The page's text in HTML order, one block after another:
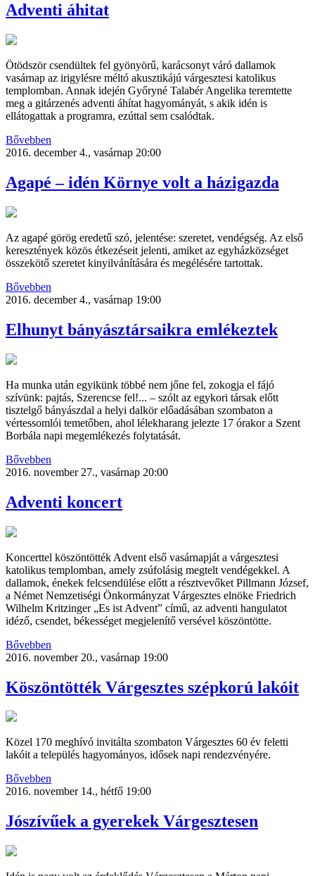
Adventi áhitat
Ötödször csendültek fel gyönyörű, karácsonyt váró dallamok
vasárnap az irigylésre méltó akusztikájú várgesztesi katolikus
templomban. Annak idején Győryné Talabér Angelika teremtette
meg a gitárzenés adventi áhítat hagyományát, s akik idén is
ellátogattak a programra, ezúttal sem csalódtak.
Bővebben
2016. december 4., vasárnap 20:00
Agapé – idén Környe volt a házigazda
Az agapé görög eredetű szó, jelentése: szeretet, vendégség. Az első
keresztények közös étkezéseit jelenti, amiket az egyházközséget
összekötő szeretet kinyilvánítására és megélésére tartottak.
Bővebben
2016. december 4., vasárnap 19:00
Elhunyt bányásztársaikra emlékeztek
Ha munka után egyikünk többé nem jőne fel, zokogja el fájó
szívünk: pajtás, Szerencse fel!... – szólt az egykori társak előtt
tisztelgő bányászdal a helyi dalkör előadásában szombaton a
vértessomlói temetőben, ahol lélekharang jelezte 17 órakor a Szent
Borbála napi megemlékezés folytatását.
Bővebben
2016. november 27., vasárnap 20:00
Adventi koncert
Koncerttel köszöntötték Advent első vasárnapját a várgesztesi
katolikus templomban, amely zsúfolásig megtelt vendégekkel. A
dallamok, énekek felcsendülése előtt a résztvevőket Pillmann József,
a Német Nemzetiségi Önkormányzat Várgesztes elnöke Friedrich
Wilhelm Kritzinger „Es ist Advent” című, az adventi hangulatot
idéző, csendet, békességet megjelenítő versével köszöntötte.
Bővebben
2016. november 20., vasárnap 19:00
Köszöntötték Várgesztes szépkorú lakóit
Közel 170 meghívó invitálta szombaton Várgesztes 60 év feletti
lakóit a település hagyományos, idősek napi rendezvényére.
Bővebben
2016. november 14., hétfő 19:00
Jószívűek a gyerekek Várgesztesen